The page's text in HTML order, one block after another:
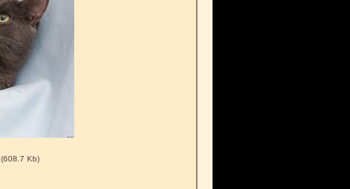
(608.7 Kb)